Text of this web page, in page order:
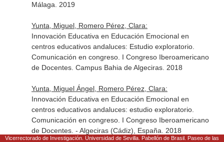
Málaga. 2019
Yunta, Miguel, Romero Pérez, Clara:
Innovación Educativa en Educación Emocional en
centros educativos andaluces: Estudio exploratorio.
Comunicación en congreso. I Congreso Iberoamericano
de Docentes. Campus Bahia de Algeciras. 2018
Yunta, Miguel Ángel, Romero Pérez, Clara:
Innovación Educativa en Educación Emocional en
centros educativos andaluces: estudio exploratorio.
Comunicación en congreso. I Congreso Iberoamericano
de Docentes. - Algeciras (Cádiz), España. 2018
Vicerrectorado de Investigación. Universidad de Sevilla. Pabellón de Brasil. Paseo de las